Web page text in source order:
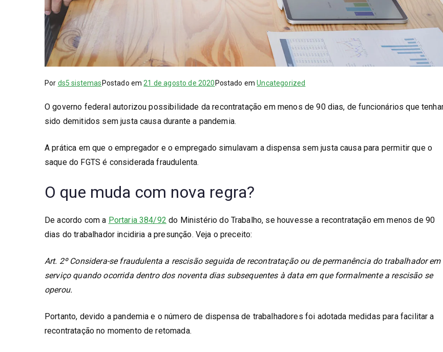
Por ds5 sistemas Postado em21 de agosto de 2020 Postado emUncategorized
O governo federal autorizou possibilidade da recontratação em menos de 90 dias, de funcionários que
sido demitidos sem justa causa durante a pandemia.
A prática em que o empregador e o empregado simulavam a dispensa sem justa causa para permitir que o
saque do FGTS é considerada fraudulenta.
O que muda com nova regra?
De acordo com a Portaria 384/92 do Ministério do Trabalho, se houvesse a recontratação em menos de 90
dias do trabalhador incidiria a presunção. Veja o preceito:
Art. 2º Considera-se fraudulenta a rescisão seguida de recontratação ou de permanência do trabalhador em
serviço quando ocorrida dentro dos noventa dias subsequentes à data em que formalmente a rescisão se
operou.
Portanto, devido a pandemia e o número de dispensa de trabalhadores foi adotada medidas para facilitar a
recontratação no momento de retomada.